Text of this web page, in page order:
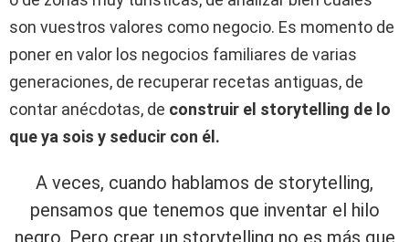
son vuestros valores como negocio. Es momento de
poner en valor los negocios familiares de varias
generaciones, de recuperar recetas antiguas, de
contar anécdotas, de construir el storytelling de lo
que ya sois y seducir con él.
A veces, cuando hablamos de storytelling,
pensamos que tenemos que inventar el hilo